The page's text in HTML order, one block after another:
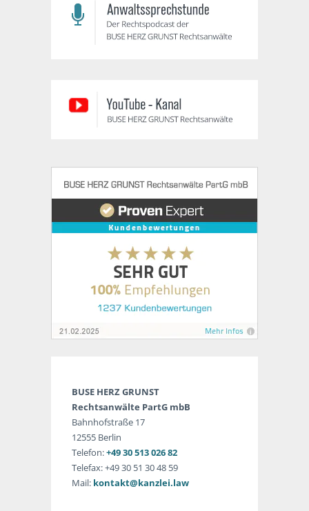
BUSE HERZ GRUNST
Rechtsanwälte PartG mbB
Bahnhofstraße 17
12555 Berlin
Telefon:+49 30 513 026 82
Telefax: +49 30 51 30 48 59
Mail: kontakt@kanzlei.law